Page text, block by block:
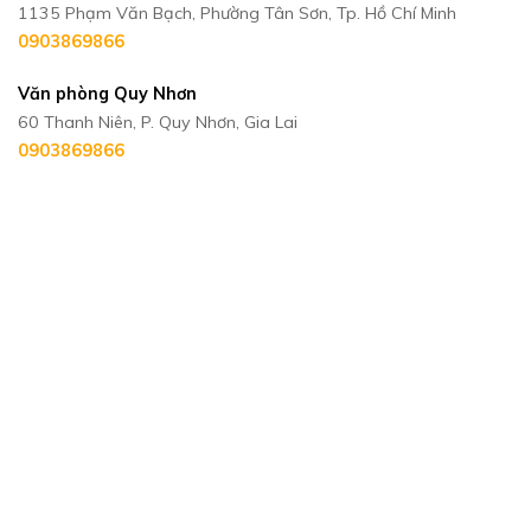
1135 Phạm Văn Bạch, Phường Tân Sơn, Tp. Hồ Chí Minh
0903869866
Văn phòng Quy Nhơn
60 Thanh Niên, P. Quy Nhơn, Gia Lai
0903869866